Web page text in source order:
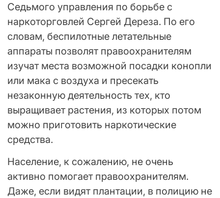
Седьмого управления по борьбе с
наркоторговлей Сергей Дереза. По его
словам, беспилотные летательные
аппараты позволят правоохранителям
изучат места возможной посадки конопли
или мака с воздуха и пресекать
незаконную деятельность тех, кто
выращивает растения, из которых потом
можно приготовить наркотические
средства.
Население, к сожалению, не очень
активно помогает правоохранителям.
Даже, если видят плантации, в полицию не